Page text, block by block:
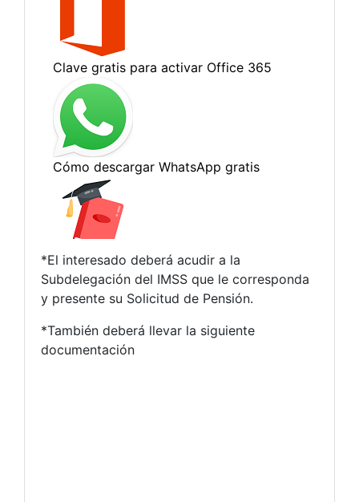
*El interesado deberá acudir a la
Subdelegación del IMSS que le corresponda
y presente su Solicitud de Pensión.
*También deberá llevar la siguiente
documentación